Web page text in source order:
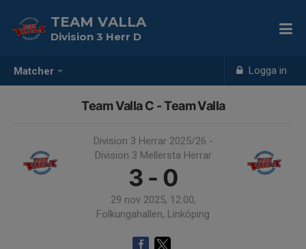
Matcher Logga in
TEAM VALLA
Division 3 Herr D
Team Valla C - Team Valla
Division 3 Herrar 2025/26 -
Division 3 Mellersta Herrar
3 - 0
29 nov 2025, 12:00,
Folkungahallen, Linköping